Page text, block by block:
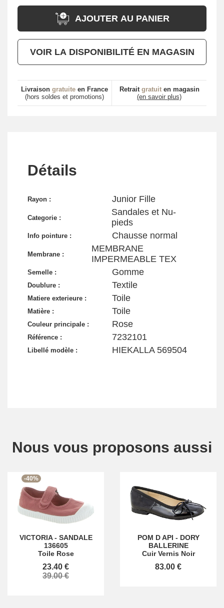
AJOUTER AU PANIER
VOIR LA DISPONIBILITÉ EN MAGASIN
Livraison gratuite en France
(hors soldes et promotions)
Retrait gratuiten magasin
(en savoir plus)
Détails
Rayon : Junior Fille
Categorie :
Sandales et Nu-
pieds
Info pointure : Chausse normal
Membrane :
MEMBRANE
IMPERMEABLE TEX
Semelle : Gomme
Doublure : Textile
Matiere exterieure : Toile
Matière : Toile
Couleur principale : Rose
Référence : 7232101
Libellé modèle : HIEKALLA 569504
Nous vous proposons aussi
-40%
VICTORIA- SANDALE
136605
Toile Rose
23.40 €
39.00 €
POM D API - DORY
BALLERINE
Cuir Vernis Noir
83.00 €